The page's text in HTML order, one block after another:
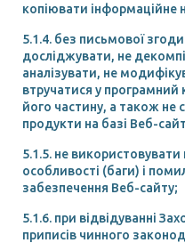
копіювати інформаційне
5.1.4. без письмової згоди
досліджувати, не
аналізувати, не
втручатися у
його частину, а також не
продукти на базі Веб-
5.1.5. не
особливості (баги) і
забезпечення Веб-сайту;
5.1.6. при відвідуванні
приписів чинного